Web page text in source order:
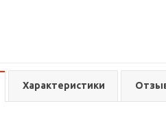
Характеристики